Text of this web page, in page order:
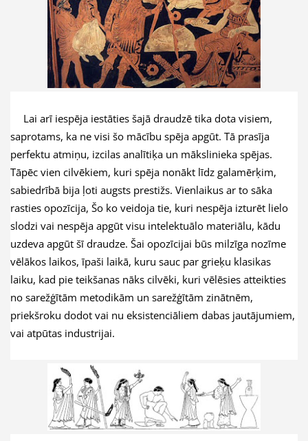
Lai arī iespēja iestāties šajā draudzē tika dota visiem,
saprotams, ka ne visi šo mācību spēja apgūt. Tā prasīja
perfektu atmiņu, izcilas analītiķa un mākslinieka spējas.
Tāpēc vien cilvēkiem, kuri spēja nonākt līdz galamērķim,
sabiedrībā bija ļoti augsts prestižs. Vienlaikus ar to sāka
rasties opozīcija, Šo ko veidoja tie, kuri nespēja izturēt lielo
slodzi vai nespēja apgūt visu intelektuālo materiālu, kādu
uzdeva apgūt šī draudze. Šai opozīcijai būs milzīga nozīme
vēlākos laikos, īpaši laikā, kuru sauc par grieķu klasikas
laiku, kad pie teikšanas nāks cilvēki, kuri vēlēsies atteikties
no sarežģītām metodikām un sarežģītām zinātnēm,
priekšroku dodot vai nu eksistenciāliem dabas jautājumiem,
vai atpūtas industrijai.